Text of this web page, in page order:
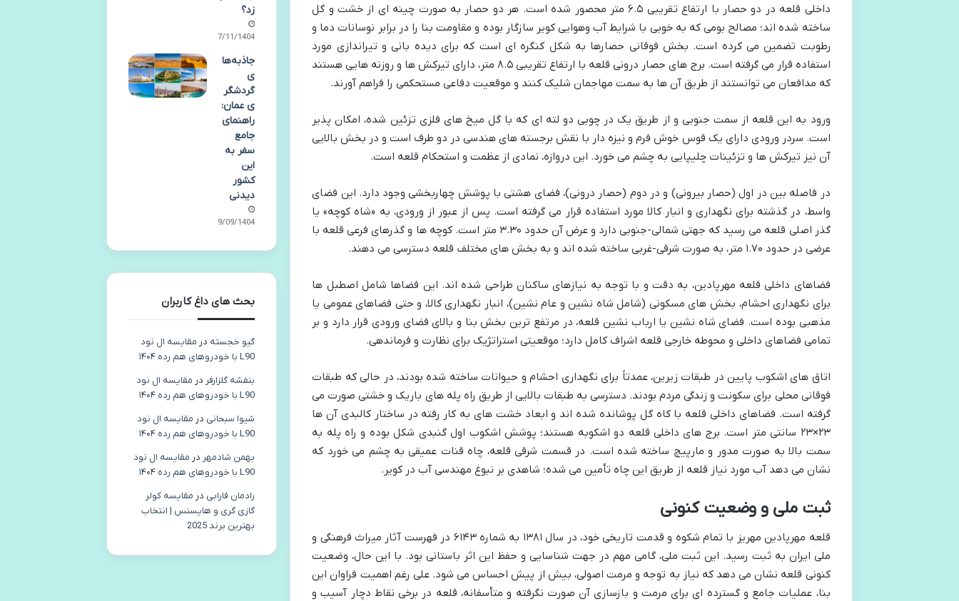
داخلی قلعه در دو حصار با ارتفاع تقریبی ۶.۵ متر محصور شده است. هر دو حصار به صورت چینه ای از خشت و گل
ساخته شده اند؛ مصالح بومی که به خوبی با شرایط آب وهوایی کویر سازگار بوده و مقاومت بنا را در برابر نوسانات دما و
رطوبت تضمین می کرده است. بخش فوقانی حصارها به شکل کنگره ای است که برای دیده بانی و تیراندازی مورد
استفاده قرار می گرفته است. برج های حصار درونی قلعه با ارتفاع تقریبی ۸.۵ متر، دارای تیرکش ها و روزنه هایی هستند
که مدافعان می توانستند از طریق آن ها به سمت مهاجمان شلیک کنند و موقعیت دفاعی مستحکمی را فراهم آورند.
ورود به این قلعه از سمت جنوبی و از طریق یک در چوبی دو لته ای که با گل میخ های فلزی تزئین شده، امکان پذیر
است. سردر ورودی دارای یک قوس خوش فرم و نیزه دار با نقش برجسته های هندسی در دو طرف است و در بخش بالایی
آن نیز تیرکش ها و تزئینات چلیپایی به چشم می خورد. این دروازه، نمادی از عظمت و استحکام قلعه است.
در فاصله بین در اول (حصار بیرونی) و در دوم (حصار درونی)، فضای هشتی با پوشش چهاربخشی وجود دارد. این فضای
واسط، در گذشته برای نگهداری و انبار کالا مورد استفاده قرار می گرفته است. پس از عبور از ورودی، به «شاه کوچه» یا
گذر اصلی قلعه می رسید که جهتی شمالی-جنوبی دارد و عرض آن حدود ۳.۳۰ متر است. کوچه ها و گذرهای فرعی قلعه با
عرضی در حدود ۱.۷۰ متر، به صورت شرقی-غربی ساخته شده اند و به بخش های مختلف قلعه دسترسی می دهند.
فضاهای داخلی قلعه مهرپادین، به دقت و با توجه به نیازهای ساکنان طراحی شده اند. این فضاها شامل اصطبل ها
برای نگهداری احشام، بخش های مسکونی (شامل شاه نشین و عام نشین)، انبار نگهداری کالا، و حتی فضاهای عمومی یا
مذهبی بوده است. فضای شاه نشین یا ارباب نشین قلعه، در مرتفع ترین بخش بنا و بالای فضای ورودی قرار دارد و بر
تمامی فضاهای داخلی و محوطه خارجی قلعه اشراف کامل دارد؛ موقعیتی استراتژیک برای نظارت و فرماندهی.
اتاق های اشکوب پایین در طبقات زیرین، عمدتاً برای نگهداری احشام و حیوانات ساخته شده بودند، در حالی که طبقات
فوقانی محلی برای سکونت و زندگی مردم بودند. دسترسی به طبقات بالایی از طریق راه پله های باریک و خشتی صورت می
گرفته است. فضاهای داخلی قلعه با کاه گل پوشانده شده اند و ابعاد خشت های به کار رفته در ساختار کالبدی آن ها
۲۳×۲۳ سانتی متر است. برج های داخلی قلعه دو اشکوبه هستند؛ پوشش اشکوب اول گنبدی شکل بوده و راه پله به
سمت بالا به صورت مدور و مارپیچ ساخته شده است. در قسمت شرقی قلعه، چاه قنات عمیقی به چشم می خورد که
نشان می دهد آب مورد نیاز قلعه از طریق این چاه تأمین می شده؛ شاهدی بر نبوغ مهندسی آب در کویر.
ثبت ملی و وضعیت کنونی
قلعه مهرپادین مهریز با تمام شکوه و قدمت تاریخی خود، در سال ۱۳۸۱ به شماره ۶۱۴۳ در فهرست آثار میراث فرهنگی و
ملی ایران به ثبت رسید. این ثبت ملی، گامی مهم در جهت شناسایی و حفظ این اثر باستانی بود. با این حال، وضعیت
کنونی قلعه نشان می دهد که نیاز به توجه و مرمت اصولی، بیش از پیش احساس می شود. علی رغم اهمیت فراوان این
بنا، عملیات جامع و گسترده ای برای مرمت و بازسازی آن صورت نگرفته و متأسفانه، قلعه در برخی نقاط دچار آسیب و
زد؟
27/11/1404
جاذبه‌ها
ی
گردشگر
ی عمان:
راهنمای
جامع
سفر به
این
کشور
دیدنی
29/09/1404
بحث های داغ کاربران
گیو خجسته در مقایسه ال نود
L90 با خودروهای هم رده ۱۴۰۴
بنفشه گلزارفر در مقایسه ال نود
L90 با خودروهای هم رده ۱۴۰۴
شیوا سبحانی در مقایسه ال نود
L90 با خودروهای هم رده ۱۴۰۴
بهمن شادمهر در مقایسه ال نود
L90 با خودروهای هم رده ۱۴۰۴
رادمان فارابی در مقایسه کولر
گازی گری و هایسنس | انتخاب
بهترین برند 2025